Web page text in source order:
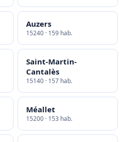
Auzers
15240 · 159 hab.
Saint-Martin-
Cantalès
15140 · 157 hab.
Méallet
15200 · 153 hab.